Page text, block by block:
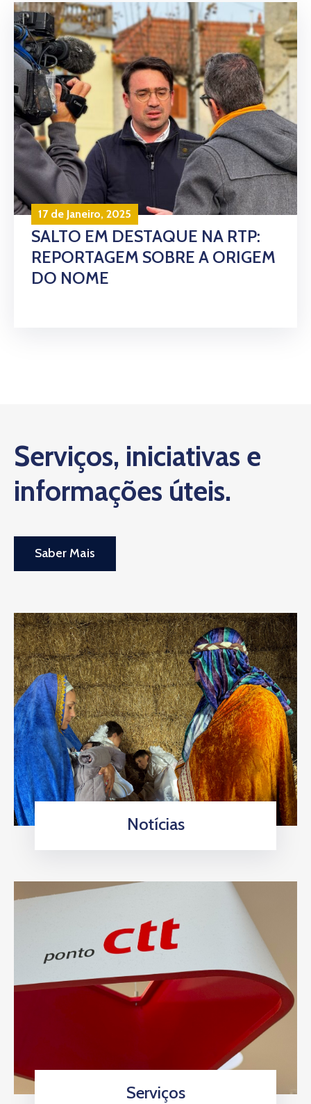
17 de Janeiro, 2025
SALTO EM DESTAQUE NA RTP:
REPORTAGEM SOBRE A ORIGEM
DO NOME
Serviços, iniciativas e
informações úteis.
Saber Mais
Notícias
Serviços